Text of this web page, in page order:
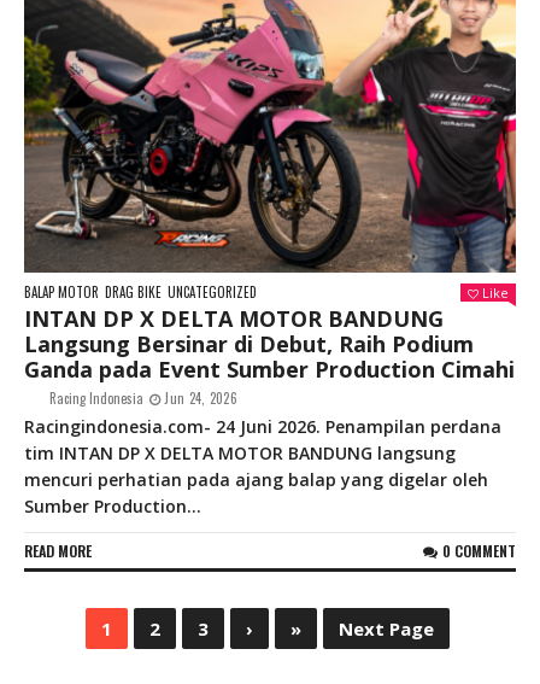
BALAP MOTOR DRAG BIKE UNCATEGORIZED Like
INTAN DP X DELTA MOTOR BANDUNG
Langsung Bersinar di Debut, Raih Podium
Ganda pada Event Sumber Production Cimahi
Racing Indonesia Jun 24, 2026
Racingindonesia.com- 24 Juni 2026. Penampilan perdana
tim INTAN DP X DELTA MOTOR BANDUNG langsung
mencuri perhatian pada ajang balap yang digelar oleh
Sumber Production...
READ MORE 0 COMMENT
1 2 3 › » Next Page